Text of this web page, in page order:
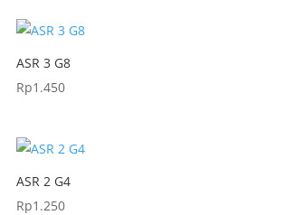
ASR 3 G8
Rp1.450
ASR 2 G4
Rp1.250